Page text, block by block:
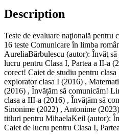
Description
Teste de evaluare naţională pentru
16 teste Comunicare în limba
AureliaBărbulescu (autor): Învăţ
lucru pentru Clasa I, Partea a II-a
corect! Caiet de studiu pentru
explorator clasa I (2016) ,
(2016) , Învățăm să comunicăm!
clasa a III-a (2016) , Învățăm să
Sinonime (2022) , Antonime
titluri pentru MihaelaKeil (autor):
Caiet de lucru pentru Clasa I,